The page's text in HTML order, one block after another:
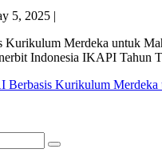
5, 2025 |
Kurikulum Merdeka untuk
Indonesia IKAPI
Berbasis Kurikulum Merdeka